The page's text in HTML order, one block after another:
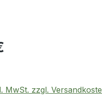
MwSt. zzgl.